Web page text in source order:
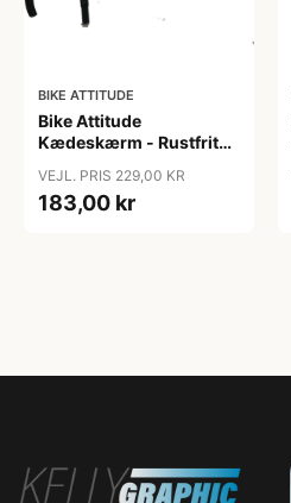
BIKE ATTITUDE
Bike Attitude
Kædeskærm - Rustfrit
VEJL. PRIS 229,00 KR
183,00 kr